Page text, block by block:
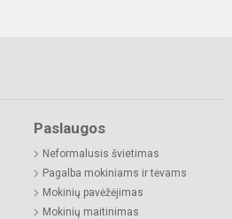
Paslaugos
Neformalusis švietimas
Pagalba mokiniams ir tėvams
Mokinių pavėžėjimas
Mokinių maitinimas